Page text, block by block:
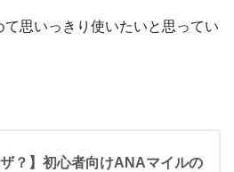
思いっきり使いたいと思ってい
ザ？】初心者向けANAマイルの